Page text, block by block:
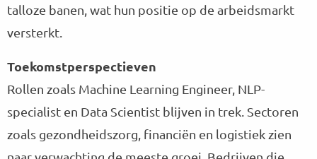
talloze banen, wat hun positie op de arbeidsmarkt
versterkt.
Toekomstperspectieven
Rollen zoals Machine Learning Engineer, NLP-
specialist en Data Scientist blijven in trek. Sectoren
zoals gezondheidszorg, financiën en logistiek zien